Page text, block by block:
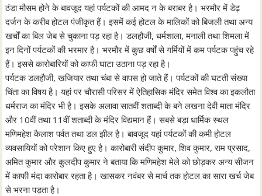
ठंडा मौसम होने के बावजूद यहां पर्यटकों की आमद न के बराबर है। भरमौर में डेढ़
दर्जन के करीब होटल पंजीकृत हैं। इसमें कई होटल के मालिकों को बिजली तथा अन्य
खर्चों का बिल जेब से चुकाना पड़ रहा है। डलहौजी, धर्मशाला, मनाली तथा शिमला में
इन दिनों पर्यटकों की भरमार है। भरमौर में कुछ वर्षों से गर्मियों में कम पर्यटक पहुंच रहे
हैं। इससे कारोबारियों को काफी घाटा उठाना पड़ रहा है।
पर्यटक डलहौजी, खजियार तथा चंबा से वापस हो जाते हैं। पर्यटकों की घटती संख्या
चिंता का विषय है। यहां पर चौरासी परिसर में ऐतिहासिक मंदिर समेत विश्व का इकलौता
धर्मराज का मंदिर भी है। इसके अलावा सातवीं शताब्दी के बने लखना देवी माता मंदिर
और 10वीं तथा 11वीं शताब्दी के मंदिर विद्यमान हैं। सबसे बड़ा धार्मिक स्थल
मणिमहेश कैलाश पर्वत तथा डल झील है। बावजूद यहां पर्यटकों की कमी होटल
व्यवसायियों को परेशान किए हुए है। कारोबारी संदीप कुमार, शिव कुमार, राम प्रसाद,
अमित कुमार और कुलदीप कुमार ने बताया कि मणिमहेश मेले को छोड़कर अन्य सीजन
में काफी मंदा कारोबार रहता है। खासकर नवंबर से मार्च तक होटल का सारा खर्च जेब
से भरना पड़ता है।